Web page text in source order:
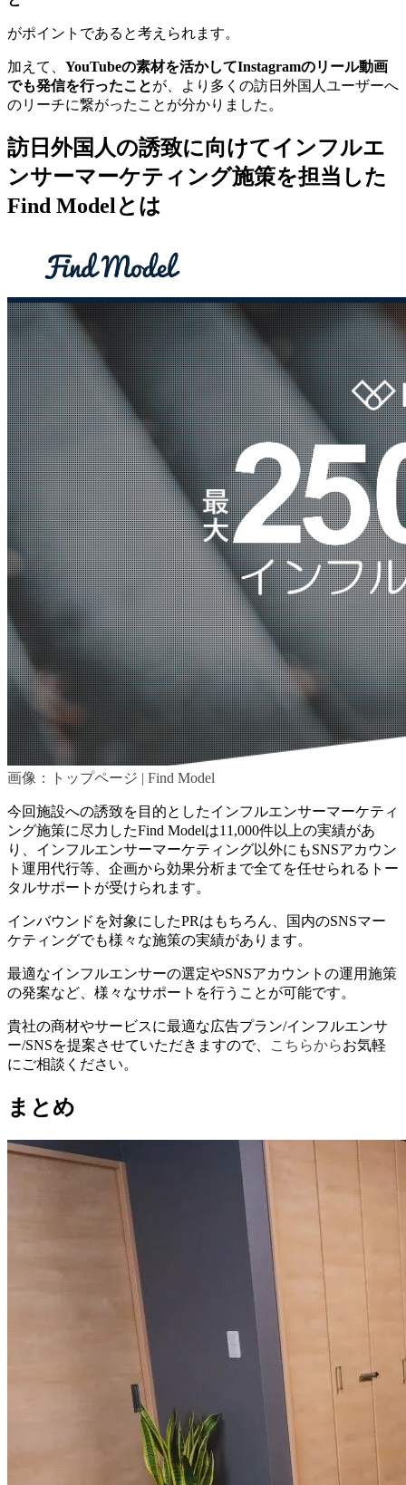
がポイントであると考えられます。
加えて、 YouTubeの素材を活かしてInstagramのリール動画
でも発信を行ったことが、より多くの訪日外国人ユーザーへ
のリーチに繋がったことが分かりました。
訪日外国人の誘致に向けてインフルエ
ンサーマーケティング施策を担当した
Find Modelとは
画像：トップページ | Find Model
今回施設への誘致を目的としたインフルエンサーマーケティ
ング施策に尽力したFind Modelは11,000件以上の実績があ
り、インフルエンサーマーケティング以外にもSNSアカウン
ト運用代行等、企画から効果分析まで全てを任せられるトー
タルサポートが受けられます。
インバウンドを対象にしたPRはもちろん、国内のSNSマー
ケティングでも様々な施策の実績があります。
最適なインフルエンサーの選定やSNSアカウントの運用施策
の発案など、様々なサポートを行うことが可能です。
貴社の商材やサービスに最適な広告プラン/インフルエンサ
ー/SNSを提案させていただきますので、
こちらからお気軽
にご相談ください。
まとめ